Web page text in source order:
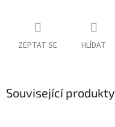
ZEPTAT SE HLÍDAT
Související produkty